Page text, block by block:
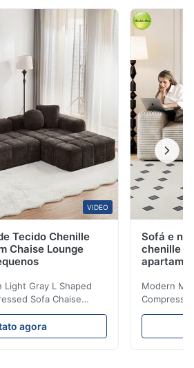
a elegância da sua casa.
genuíno de alta qualidade, sua
naturais e delicadas, ...
VIDEO
Tecido Chenille
Chaise Lounge
Light Gray L Shaped
Sofa Chaise
High resilience
for small
contemporary light gray
agora
Sofá e
chenille
Modern
Room